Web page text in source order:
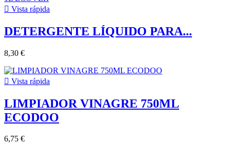
 Vista rápida
DETERGENTE LÍQUIDO PARA...
8,30 €
 Vista rápida
LIMPIADOR VINAGRE 750ML
ECODOO
6,75 €